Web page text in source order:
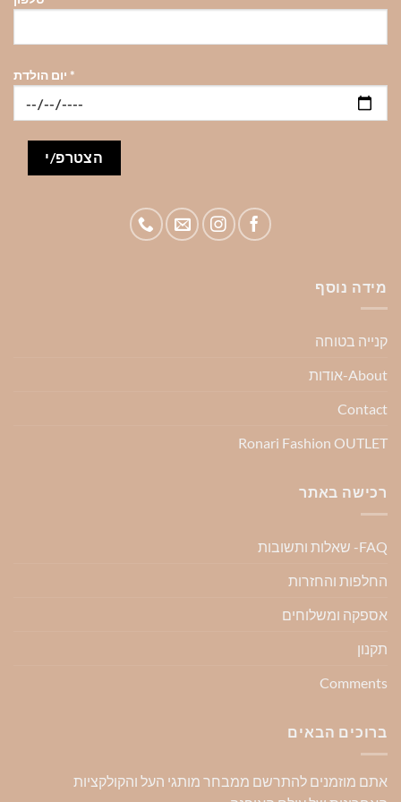
*
מידה נוסף
קנייה בטוחה
About-אודות
Contact
Ronari Fashion OUTLET
רכישה באתר
FAQ- שאלות ותשובות
החלפות והחזרות
אספקה ומשלוחים
תקנון
Comments
ברוכים הבאים
אתם מוזמנים להתרשם ממבחר מותגי העל והקולקציות